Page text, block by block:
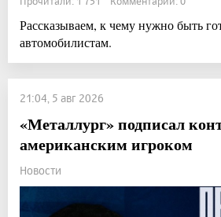
Рассказываем, к чему нужно быть
автомобилистам.
21:04, 5 авг 2026
«Металлург» подписал
американским игроком
Новости